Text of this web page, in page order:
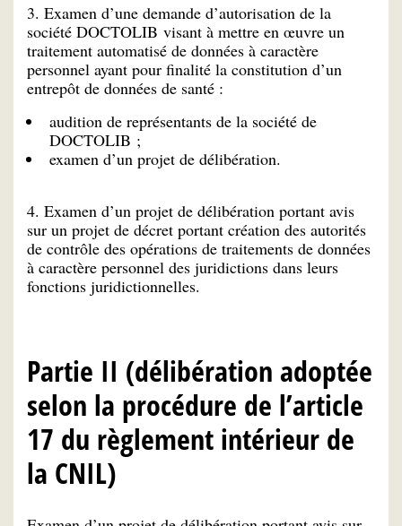
3. Examen d’une demande d’autorisation de la
société DOCTOLIB visant à mettre en œuvre un
traitement automatisé de données à caractère
personnel ayant pour finalité la constitution d’un
entrepôt de données de santé :
audition de représentants de la société de
DOCTOLIB ;
examen d’un projet de délibération.
4. Examen d’un projet de délibération portant avis
sur un projet de décret portant création des autorités
de contrôle des opérations de traitements de données
à caractère personnel des juridictions dans leurs
fonctions juridictionnelles.
Partie II (délibération adoptée
selon la procédure de l’article
17 du règlement intérieur de
la CNIL)